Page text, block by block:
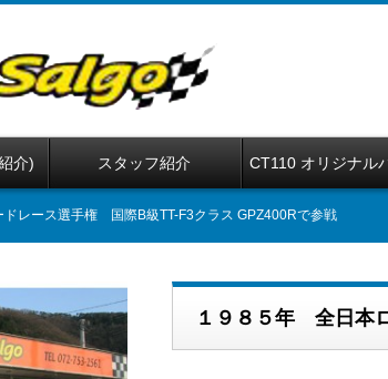
介) スタッフ紹介 CT110 オリジナル
レース選手権 国際B級TT-F3クラス GPZ400Rで参戦
１９８５年 全日本